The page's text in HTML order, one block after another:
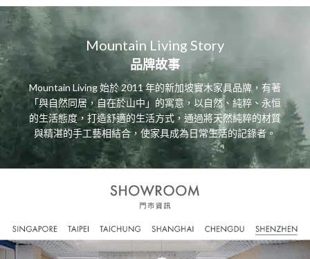
Mountain Living Story
品牌故事
Mountain Living 始於 2011 年的新加坡實木家具品牌，有著
「與自然同居，自在於山中」的寓意，以自然、純粹、永恒
的生活態度，打造舒適的生活方式，通過將天然純粹的材質
與精湛的手工藝相結合，使家具成為日常生活的記錄者。